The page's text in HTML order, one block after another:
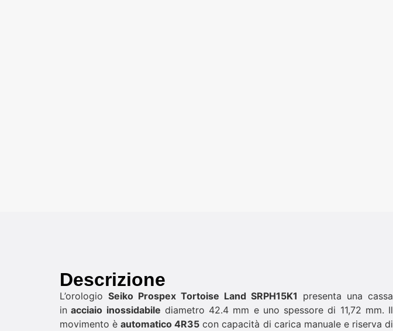
Descrizione
L’orologio Seiko Prospex Tortoise Land SRPH15K1 presenta una cassa
in acciaio inossidabile diametro 42.4 mm e uno spessore di 11,72 mm. Il
movimento èautomatico 4R35 con capacità di carica manuale e riserva di